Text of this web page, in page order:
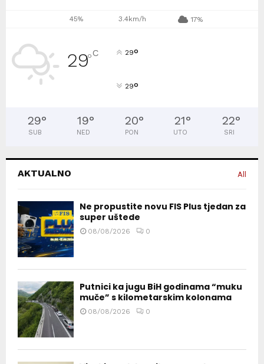
45% 3.4km/h 17%
29°C 29°
29°
29°
SUB
19°
NED
20°
PON
21°
UTO
22°
SRI
AKTUALNO All
Ne propustite novu FIS Plus tjedan za
super uštede
08/08/2026 0
Putnici ka jugu BiH godinama “muku
muče” s kilometarskim kolonama
08/08/2026 0